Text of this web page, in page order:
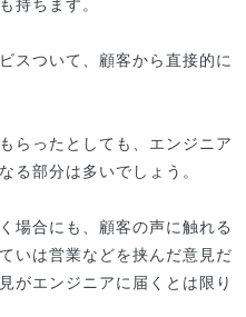
持ちます。
スついて、顧客から直接的に
らったとしても、エンジニア
る部分は多いでしょう。
場合にも、顧客の声に触れる
いは営業などを挟んだ意見だ
がエンジニアに届くとは限り